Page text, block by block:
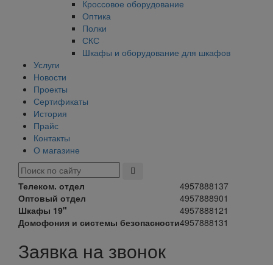
Кроссовое оборудование
Оптика
Полки
СКС
Шкафы и оборудование для шкафов
Услуги
Новости
Проекты
Сертификаты
История
Прайс
Контакты
О магазине
Телеком. отдел
4957888137
Оптовый отдел
4957888901
Шкафы 19"
4957888121
Домофония и системы безопасности4957888131
Заявка на звонок